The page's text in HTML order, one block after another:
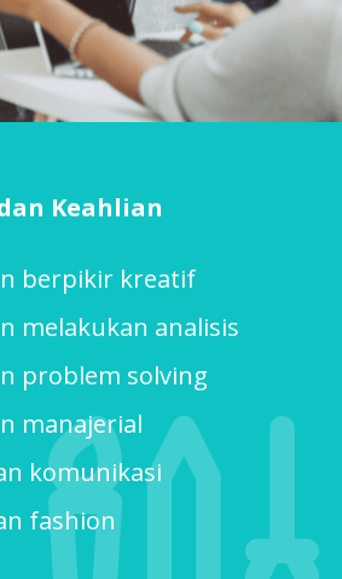
Keahlian
berpikir kreatif
melakukan analisis
problem solving
manajerial
komunikasi
fashion